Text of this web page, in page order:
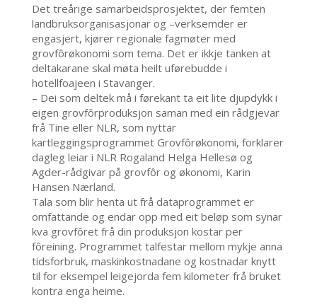
Det treårige samarbeidsprosjektet, der femten
landbruksorganisasjonar og –verksemder er
engasjert, kjører regionale fagmøter med
grovfôrøkonomi som tema. Det er ikkje tanken at
deltakarane skal møta heilt uførebudde i
hotellfoajeen i Stavanger.
– Dei som deltek må i førekant ta eit lite djupdykk i
eigen grovfôrproduksjon saman med ein rådgjevar
frå Tine eller NLR, som nyttar
kartleggingsprogrammet Grovfôrøkonomi, forklarer
dagleg leiar i NLR Rogaland Helga Hellesø og
Agder-rådgivar på grovfôr og økonomi, Karin
Hansen Nærland.
Tala som blir henta ut frå dataprogrammet er
omfattande og endar opp med eit beløp som synar
kva grovfôret frå din produksjon kostar per
fôreining. Programmet talfestar mellom mykje anna
tidsforbruk, maskinkostnadane og kostnadar knytt
til for eksempel leigejorda fem kilometer frå bruket
kontra enga heime.